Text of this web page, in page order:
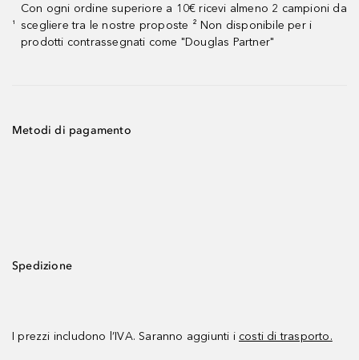
¹
Con ogni ordine superiore a 10€ ricevi almeno 2 campioni da
scegliere tra le nostre proposte ² Non disponibile per i
prodotti contrassegnati come "Douglas Partner"
Metodi di pagamento
Spedizione
I prezzi includono l’IVA. Saranno aggiunti i costi di trasporto.